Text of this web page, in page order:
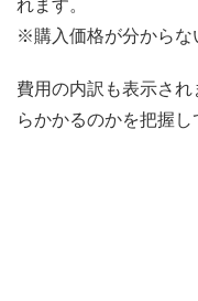
れます。
※購入価格が分からな
費用の内訳も表示され
らかかるのかを把握し